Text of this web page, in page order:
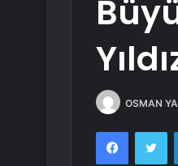
OSMAN
Facebook